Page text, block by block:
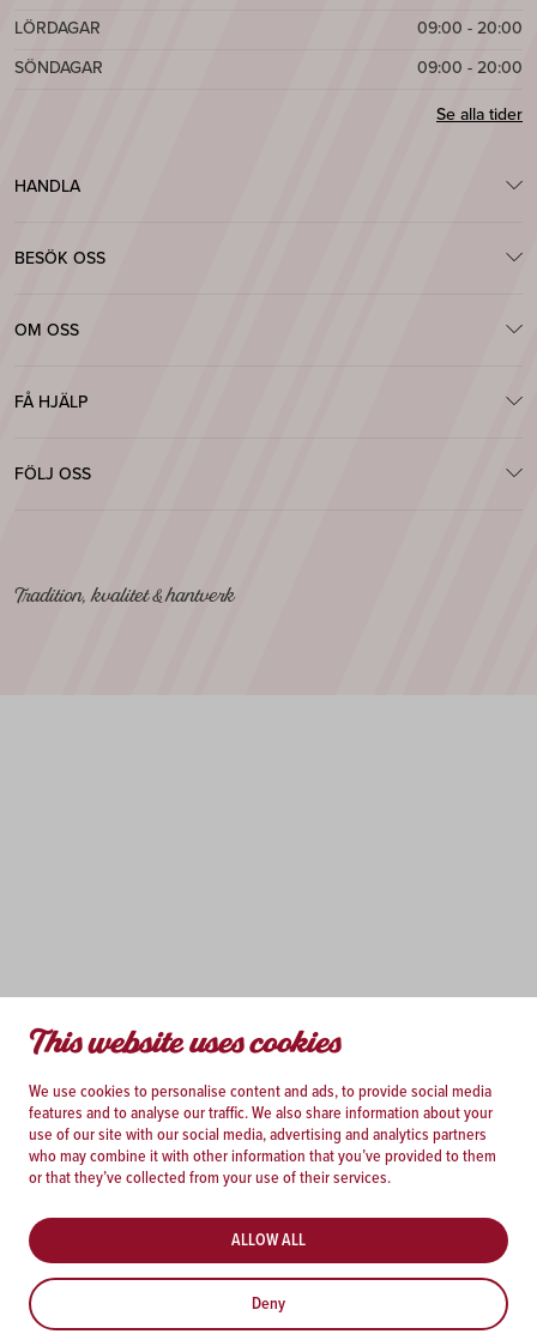
This website uses cookies
We use cookies to personalise content and ads, to provide social media
features and to analyse our traffic. We also share information about your
use of our site with our social media, advertising and analytics partners
who may combine it with other information that you’ve provided to them
or that they’ve collected from your use of their services.
ALLOW ALL
Deny
LÖRDAGAR
09:00 - 20:00
SÖNDAGAR
09:00 - 20:00
Se alla tider
HANDLA
BESÖK OSS
OM OSS
FÅ HJÄLP
FÖLJ OSS
Tradition, kvalitet & hantverk